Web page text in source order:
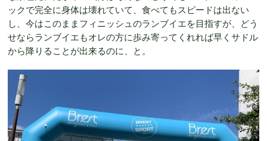
ックで完全に身体は壊れていて、食べてもスピードは出ない
し、今はこのままフィニッシュのランブイエを目指すが、どう
せならランブイエもオレの方に歩み寄ってくれれば早くサドル
から降りることが出来るのに、と。